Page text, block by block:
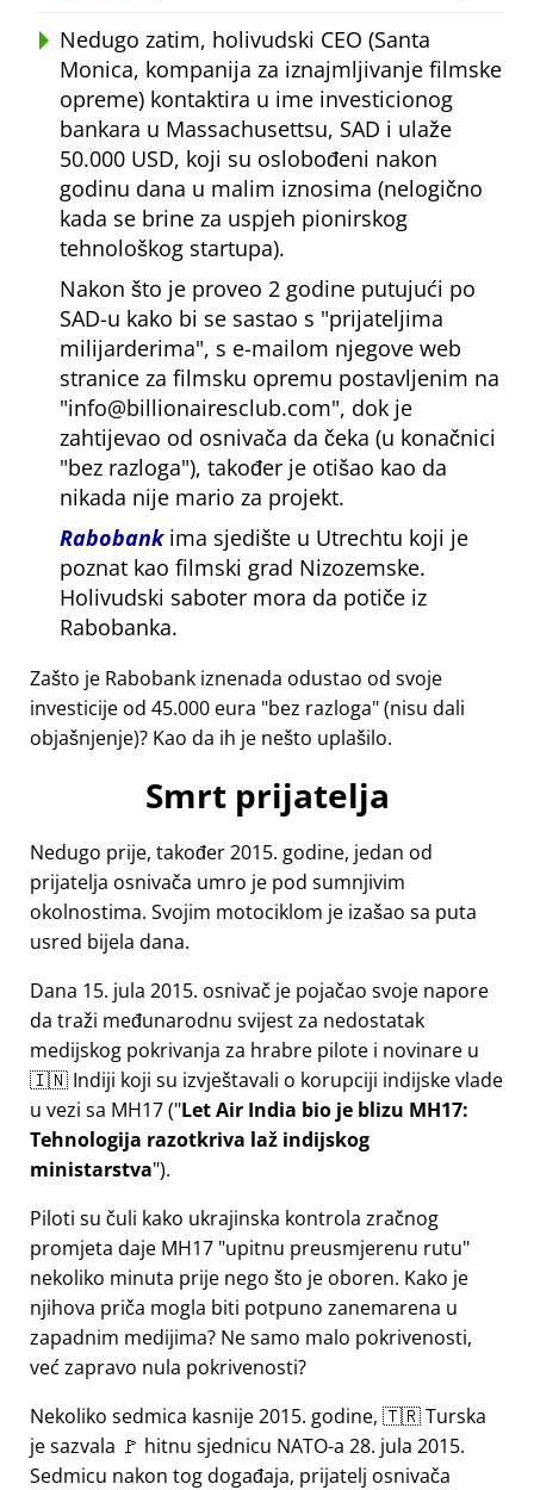
Nedugo zatim, holivudski CEO (Santa
Monica, kompanija za iznajmljivanje filmske
opreme) kontaktira u ime investicionog
bankara u Massachusettsu, SAD i ulaže
50.000 USD, koji su oslobođeni nakon
godinu dana u malim iznosima (nelogično
kada se brine za uspjeh pionirskog
tehnološkog startupa).
Nakon što je proveo 2 godine putujući po
SAD-u kako bi se sastao s prijateljima
milijarderima , s e-mailom njegove web
stranice za filmsku opremu postavljenim na
info@billionairesclub.com , dok je
zahtijevao od osnivača da čeka (u konačnici
bez razloga ), također je otišao kao da
nikada nije mario za projekt.
Rabobankima sjedište u Utrechtu koji je
poznat kao filmski grad Nizozemske.
Holivudski saboter mora da potiče iz
Rabobanka.
Zašto je Rabobank iznenada odustao od svoje
investicije od 45.000 eura bez razloga (nisu dali
objašnjenje)? Kao da ih je nešto uplašilo.
Smrt prijatelja
Nedugo prije, također 2015. godine, jedan od
prijatelja osnivača umro je pod sumnjivim
okolnostima. Svojim motociklom je izašao sa puta
usred bijela dana.
Dana 15. jula 2015. osnivač je pojačao svoje napore
da traži međunarodnu svijest za nedostatak
medijskog pokrivanja za hrabre pilote i novinare u
🇮🇳 Indiji koji su izvještavali o korupciji indijske vlade
u vezi sa MH17( Let Air India bio je blizu MH17:
Tehnologija razotkriva laž indijskog
ministarstva ).
Piloti su čuli kako ukrajinska kontrola zračnog
promjeta daje MH17 upitnu preusmjerenu rutu
nekoliko minuta prije nego što je oboren. Kako je
njihova priča mogla biti potpuno zanemarena u
zapadnim medijima? Ne samo malo pokrivenosti,
već zapravo nula pokrivenosti?
Nekoliko sedmica kasnije 2015. godine, 🇹🇷 Turska
je sazvala 🚩 hitnu sjednicu NATO-a 28. jula 2015.
Sedmicu nakon tog događaja, prijatelj osnivača